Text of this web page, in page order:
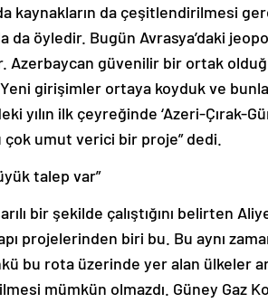
kaynakların da çeşitlendirilmesi
da öyledir. Bugün Avrasya’daki
Azerbaycan güvenilir bir ortak
girişimler ortaya koyduk ve
yılın ilk çeyreğinde ‘Azeri-Çırak-
umut verici bir proje” dedi.
talep var”
bir şekilde çalıştığını belirten
projelerinden biri bu. Bu aynı
bu rota üzerinde yer alan ülkeler
mümkün olmazdı. Güney Gaz